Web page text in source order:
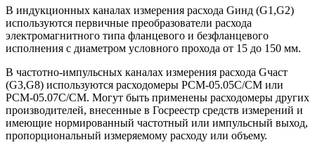
В индукционных каналах измерения расхода Gинд (G1,G2)
используются первичные преобразователи расхода
электромагнитного типа фланцевого и безфланцевого
исполнения с диаметром условного прохода от 15 до 150 мм.
В частотно-импульсных каналах измерения расхода Gчаст
(G3,G8) используются расходомеры РСМ-05.05С/СМ или
РСМ-05.07С/СМ. Могут быть применены расходомеры других
производителей, внесенные в Госреестр средств измерений и
имеющие нормированный частотный или импульсный выход,
пропорциональный измеряемому расходу или объему.